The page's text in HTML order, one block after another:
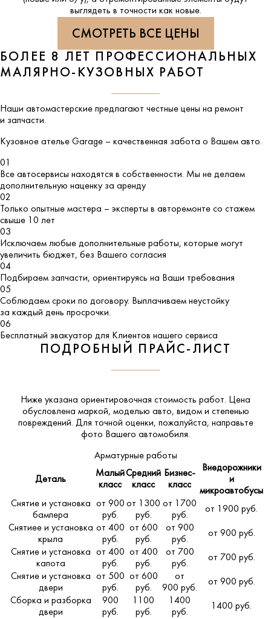
выглядеть в точности как новые.
СМОТРЕТЬ ВСЕ ЦЕНЫ
БОЛЕЕ 8 ЛЕТ ПРОФЕССИОНАЛЬНЫХ
МАЛЯРНО-КУЗОВНЫХ РАБОТ
Наши автомастерские предлагают честные цены на ремонт
и запчасти.
Кузовное ателье Garage – качественная забота о Вашем авто.
01
Все автосервисы находятся в собственности. Мы не делаем
дополнительную наценку за аренду
02
Только опытные мастера – эксперты в авторемонте со стажем
свыше 10 лет
03
Исключаем любые дополнительные работы, которые могут
увеличить бюджет, без Вашего согласия
04
Подбираем запчасти, ориентируясь на Ваши требования
05
Соблюдаем сроки по договору. Выплачиваем неустойку
за каждый день просрочки.
06
Бесплатный эвакуатор для Клиентов нашего сервиса
ПОДРОБНЫЙ ПРАЙС-ЛИСТ
Ниже указана ориентировочная стоимость работ. Цена
обусловлена маркой, моделью авто, видом и степенью
повреждений. Для точной оценки, пожалуйста, направьте
фото Вашего автомобиля.
Арматурные работы
Деталь
Малый
класс
Средний
класс
Бизнес-
класс
Внедорожники
и
микроавтобусы
Снятие и установка
бампера
от 900
руб.
от 1300
руб.
от 1700
руб.
от 1900 руб.
Снятиее и установка
крыла
от 400
руб.
от 600
руб.
от 900
руб.
от 900 руб.
Снятие и установка
капота
от 400
руб.
от 400
руб.
от 700
руб.
от 700 руб.
Снятие и установка
двери
от 500
руб.
от 600
руб.
от
900 руб.
от 900 руб.
Сборка и разборка
двери
900
руб.
1100
руб.
1400
руб.
1400 руб.